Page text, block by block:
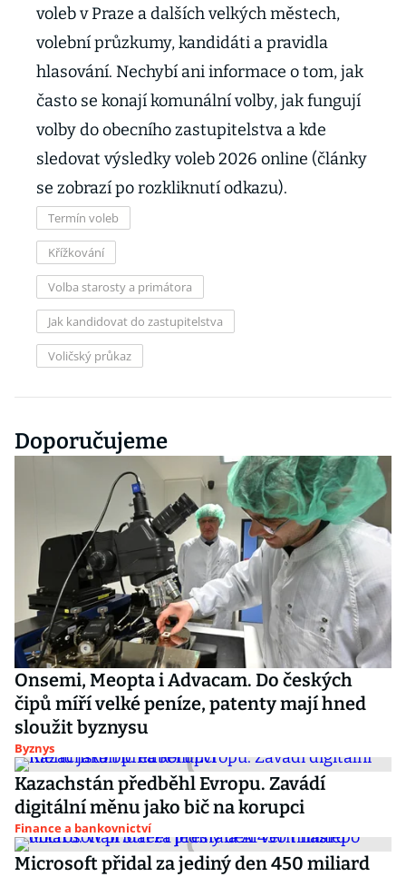
voleb v Praze a dalších velkých městech,
volební průzkumy, kandidáti a pravidla
hlasování. Nechybí ani informace o tom, jak
často se konají komunální volby, jak fungují
volby do obecního zastupitelstva a kde
sledovat výsledky voleb 2026 online (články
se zobrazí po rozkliknutí odkazu).
Termín voleb
Křížkování
Volba starosty a primátora
Jak kandidovat do zastupitelstva
Voličský průkaz
Doporučujeme
Onsemi, Meopta i Advacam. Do českých
čipů míří velké peníze, patenty mají hned
sloužit byznysu
Byznys
Kazachstán předběhl Evropu. Zavádí
digitální měnu jako bič na korupci
Finance a bankovnictví
Microsoft přidal za jediný den 450 miliard